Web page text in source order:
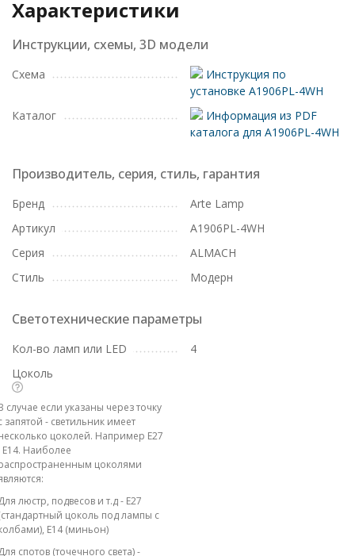
Характеристики
Инструкции, схемы, 3D модели
Схема
Инструкция по
установке A1906PL-4WH
Каталог
Информация из PDF
каталога для A1906PL-4WH
Производитель, серия, стиль, гарантия
Бренд
Arte Lamp
Артикул
A1906PL-4WH
Серия
ALMACH
Стиль
Модерн
Светотехнические параметры
Кол-во ламп или LED
4
Цоколь
случае если указаны через точку
запятой - светильник имеет
цоколей. Например E27
E14. Наиболее
цоколями
люстр, подвесов и т.д - E27
цоколь под лампы с
E14 (миньон)
спотов (точечного света) -